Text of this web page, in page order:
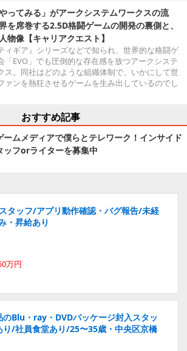
やってみる」がアークシステムワークスの流
を席巻する2.5D格闘ゲームの開発の裏側と、
物像【キャリアクエスト】
ィギア』シリーズなどで知られ、世界的な格闘ゲ
「EVO」でも圧倒的な存在感を放つアークシステ
ス。同社はどのような組織体制で、いかにして世
ァンを熱狂させるゲームを生み出しているのでし
おすすめ記事
ームメディアで僕らとテレワーク！インサイド
ッフorライターを募集中
タッフ/アプリ動作確認・バグ報告/未経
・昇給あり
万円
のBlu・ray・DVDパッケージ封入スタッ
り/社員食堂あり/25〜35歳・中央区京橋